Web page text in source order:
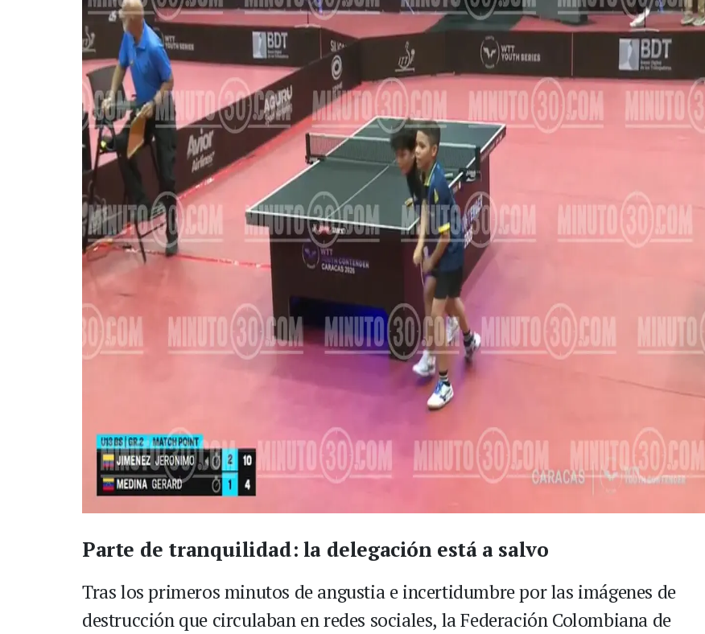
Parte de tranquilidad: la delegación está a salvo
Tras los primeros minutos de angustia e incertidumbre por las imágenes de
destrucción que circulaban en redes sociales, la Federación Colombiana de